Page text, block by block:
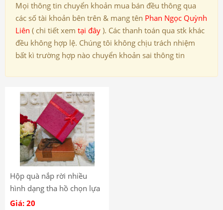
Mọi thông tin chuyển khoản mua bán đều thông qua
các số tài khoản bên trên & mang tên Phan Ngọc Quỳnh
Liên ( chi tiết xem tại đây ). Các thanh toán qua stk khác
đều không hợp lệ. Chúng tôi không chịu trách nhiệm
bất kì trường hợp nào chuyển khoản sai thông tin
Hộp quà nắp rời nhiều
hình dạng tha hồ chọn lựa
Giá: 20